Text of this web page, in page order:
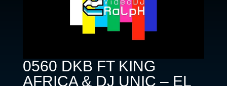
0560 DKB FT KING
AFRICA & DJ UNIC – EL